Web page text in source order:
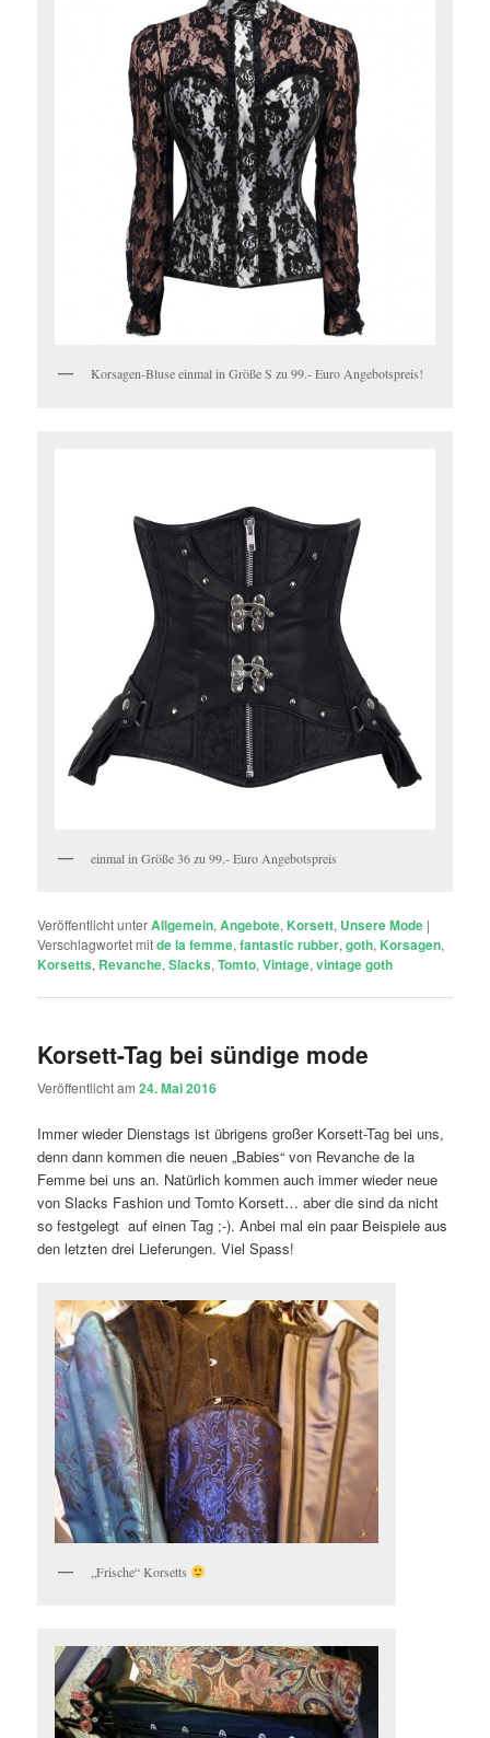
Korsagen-Bluse einmal in Größe S zu 99.- Euro Angebotspreis!
einmal in Größe 36 zu 99.- Euro Angebotspreis
Veröffentlicht unterAllgemein,Angebote, Korsett, Unsere Mode |
Verschlagwortet mitde la femme,fantastic rubber,goth, Korsagen,
Korsetts, Revanche,Slacks,Tomto,Vintage,vintage goth
Korsett-Tag bei sündige mode
Veröffentlicht am24. Mai 2016
Immer wieder Dienstags ist übrigens großer Korsett-Tag bei uns,
denn dann kommen die neuen „Babies“ von Revanche de la
Femme bei uns an. Natürlich kommen auch immer wieder neue
von Slacks Fashion und Tomto Korsett… aber die sind da nicht
so festgelegt auf einen Tag ;-). Anbei mal ein paar Beispiele aus
den letzten drei Lieferungen. Viel Spass!
„Frische“ Korsetts